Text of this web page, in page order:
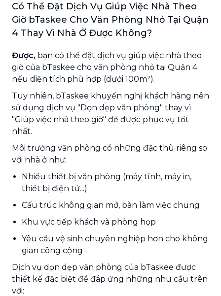
Có Thể Đặt Dịch Vụ Giúp Việc Nhà Theo
Giờ bTaskee Cho Văn Phòng Nhỏ Tại Quận
4 Thay Vì Nhà Ở Được Không?
Được, bạn có thể đặt dịch vụ giúp việc nhà theo
giờ của bTaskee cho văn phòng nhỏ tại Quận 4
nếu diện tích phù hợp (dưới 100m²).
Tuy nhiên, bTaskee khuyến nghị khách hàng nên
sử dụng dịch vụ "Dọn dẹp văn phòng" thay vì
"Giúp việc nhà theo giờ" để được phục vụ tốt
nhất.
Môi trường văn phòng có những đặc thù riêng so
với nhà ở như:
Nhiều thiết bị văn phòng (máy tính, máy in,
thiết bị điện tử...)
Cấu trúc không gian mở, bàn làm việc chung
Khu vực tiếp khách và phòng họp
Yêu cầu vệ sinh chuyên nghiệp hơn cho không
gian công cộng
Dịch vụ dọn dẹp văn phòng của bTaskee được
thiết kế đặc biệt để đáp ứng những nhu cầu trên
với: